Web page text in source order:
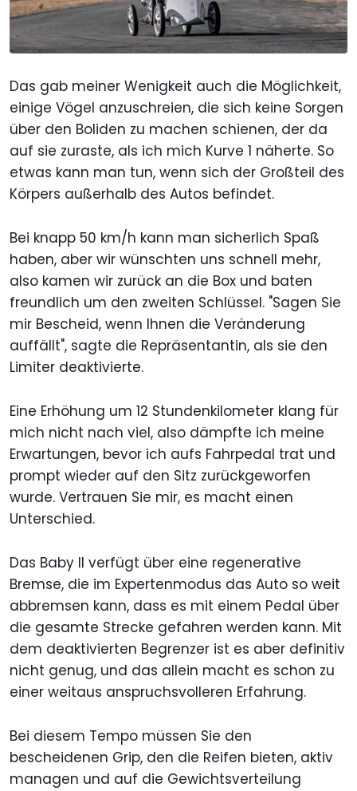
Das gab meiner Wenigkeit auch die Möglichkeit,
einige Vögel anzuschreien, die sich keine Sorgen
über den Boliden zu machen schienen, der da
auf sie zuraste, als ich mich Kurve 1 näherte. So
etwas kann man tun, wenn sich der Großteil des
Körpers außerhalb des Autos befindet.
Bei knapp 50 km/h kann man sicherlich Spaß
haben, aber wir wünschten uns schnell mehr,
also kamen wir zurück an die Box und baten
freundlich um den zweiten Schlüssel. "Sagen Sie
mir Bescheid, wenn Ihnen die Veränderung
auffällt", sagte die Repräsentantin, als sie den
Limiter deaktivierte.
Eine Erhöhung um 12 Stundenkilometer klang für
mich nicht nach viel, also dämpfte ich meine
Erwartungen, bevor ich aufs Fahrpedal trat und
prompt wieder auf den Sitz zurückgeworfen
wurde. Vertrauen Sie mir, es macht einen
Unterschied.
Das Baby II verfügt über eine regenerative
Bremse, die im Expertenmodus das Auto so weit
abbremsen kann, dass es mit einem Pedal über
die gesamte Strecke gefahren werden kann. Mit
dem deaktivierten Begrenzer ist es aber definitiv
nicht genug, und das allein macht es schon zu
einer weitaus anspruchsvolleren Erfahrung.
Bei diesem Tempo müssen Sie den
bescheidenen Grip, den die Reifen bieten, aktiv
managen und auf die Gewichtsverteilung